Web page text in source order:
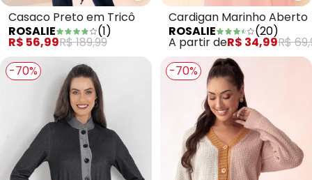
Casaco Preto em Tricô
ROSALIE
(1)
R$ 56,99R$ 189,99
Cardigan Marinho Aberto
ROSALIE
(20)
A partir deR$ 34,99R$
-70%
-70%